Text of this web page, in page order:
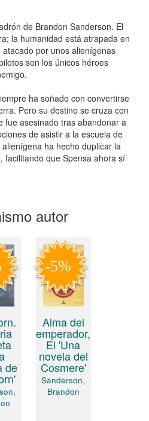
de Brandon Sanderson. El
la humanidad está atrapada en
por unos alienígenas
son los únicos héroes
ha soñado con convertirse
Pero su destino se cruza con
fue asesinado tras abandonar a
de asistir a la escuela de
ha hecho duplicar la
facilitando que Spensa ahora sí
autor
de
Alma del
emperador,
El 'Una
novela del
Cosmere'
Sanderson,
Brandon